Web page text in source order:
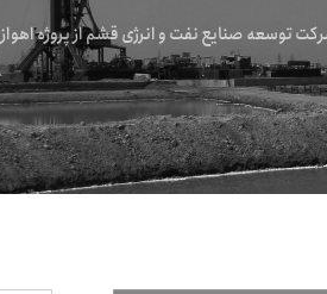
توسعه صنایع نفت و انرژی قشم از پروژه اهواز ۱ و ۴